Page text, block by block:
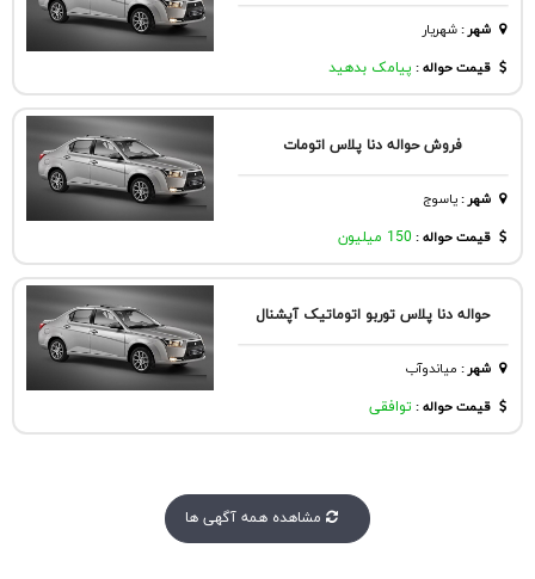
شهر:شهريار
قیمت حواله : پیامک بدهید
فروش حواله دنا پلاس اتومات
شهر:یاسوج
قیمت حواله : 150 میلیون
حواله دنا پلاس توربو اتوماتیک آپشنال
شهر: مياندوآب
قیمت حواله : توافقی
مشاهده همه آگهی ها